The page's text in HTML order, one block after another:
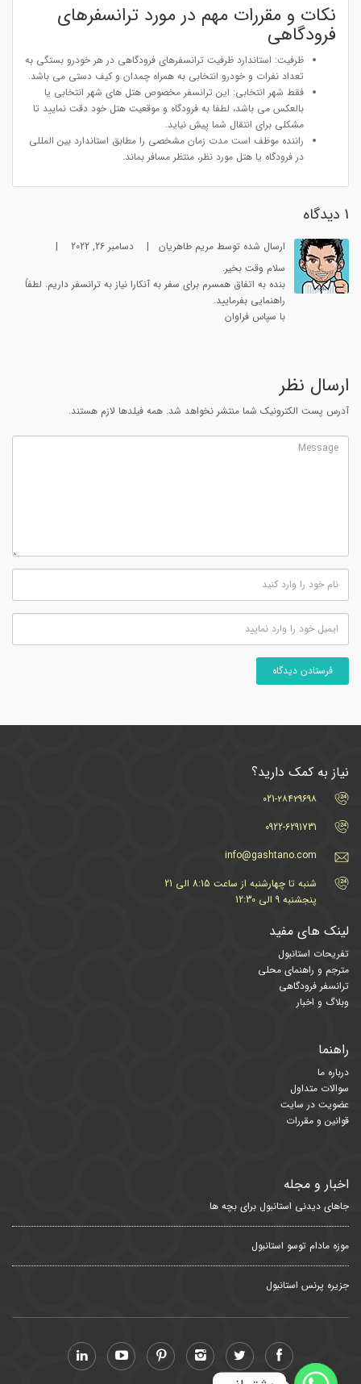
نکات و مقررات مهم در مورد ترانسفرهای
فرودگاهی
ظرفیت: استاندارد ظرفیت ترانسفرهای فرودگاهی در هر خودرو بستگی به
تعداد نفرات و خودرو انتخابی به همراه چمدان و کیف دستی می باشد.
فقط شهر انتخابی: این ترانسفر مخصوص هتل های شهر انتخابی یا
بالعکس می باشد، لطفا به فرودگاه و موقعیت هتل خود دقت نمایید تا
مشکلی برای انتقال شما پیش نیاید.
راننده موظف است مدت زمان مشخصی را مطابق استاندارد بین المللی
در فرودگاه یا هتل مورد نظر، منتظر مسافر بماند.
1 دیدگاه
ارسال شده توسط مریم طاهریان | دسامبر 26, 2022
|
سلام وقت بخیر.
بنده به اتفاق همسرم برای سفر به آنکارا نیاز به ترانسفر داریم. لطفاً
راهنمایی بفرمایید.
با سپاس فراوان
ارسال نظر
آدرس پست الکترونیک شما منتشر نخواهد شد. همه فیلدها لازم هستند.
نیاز به کمک دارید؟
021-۲۸۴۲۹۶۹۸
0922-6291731
info@gashtano.com
شنبه تا چهارشنبه از ساعت 8:15 الی 21
پنجشنبه 9 الی 12:30
لینک های مفید
تفریحات استانبول
مترجم و راهنمای محلی
ترانسفر فرودگاهی
وبلاگ و اخبار
راهنما
درباره ما
سوالات متداول
عضویت در سایت
قوانین و مقررات
اخبار و مجله
جاهای دیدنی استانبول برای بچه ها
موزه مادام توسو استانبول
جزیره پرنس استانبول